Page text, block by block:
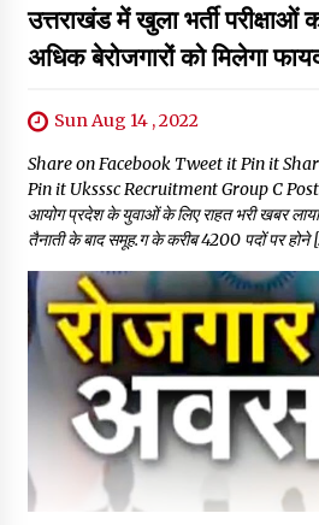
उत्तराखंड में खुला भर्ती परीक्षाओं
अधिक बेरोजगारों को मिलेगा
Sun Aug 14 , 2022
Share on Facebook Tweet it Pin it
Pin it Uksssc Recruitment Group C
आयोग प्रदेश के युवाओं के लिए राहत भरी खबर
तैनाती के बाद समूह.ग के करीब 4200 पदों पर होने